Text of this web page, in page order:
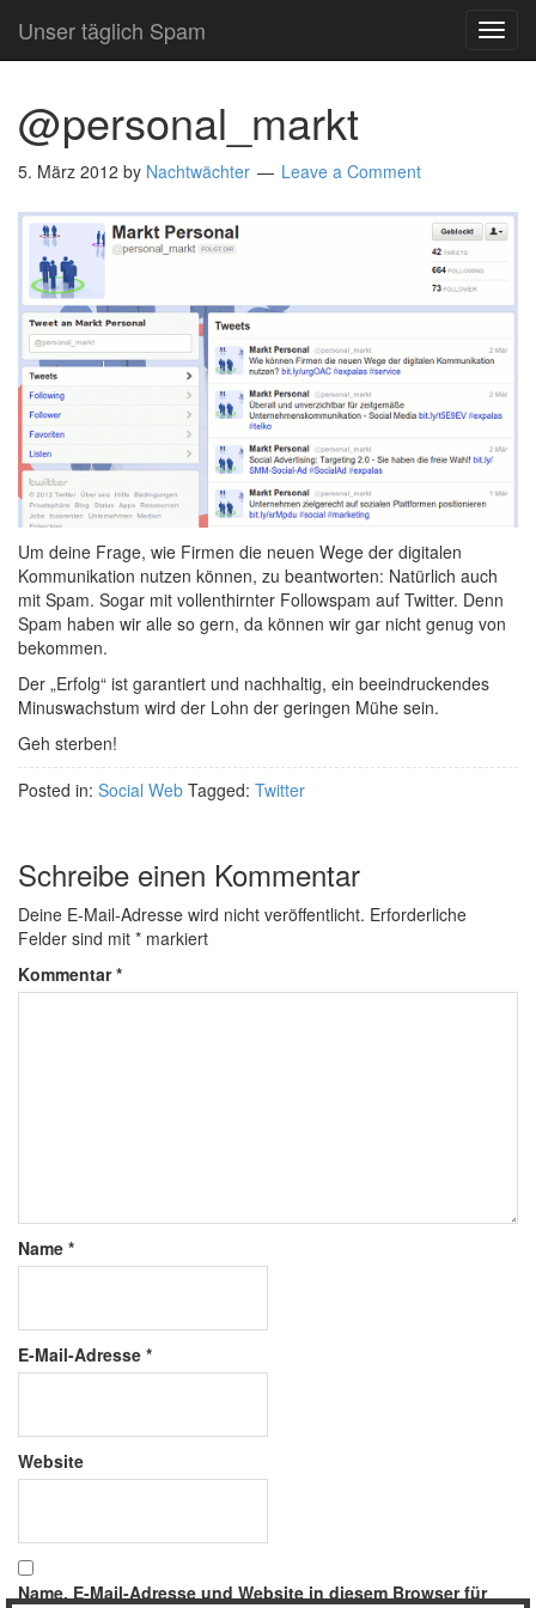
Unser täglich Spam
@personal_markt
5. März 2012 by Nachtwächter Leave a Comment
Um deine Frage, wie Firmen die neuen Wege der digitalen
Kommunikation nutzen können, zu beantworten: Natürlich auch
mit Spam. Sogar mit vollenthirnter Followspam auf Twitter. Denn
Spam haben wir alle so gern, da können wir gar nicht genug von
bekommen.
Der „Erfolg“ ist garantiert und nachhaltig, ein beeindruckendes
Minuswachstum wird der Lohn der geringen Mühe sein.
Geh sterben!
Posted in: Social Web Tagged: Twitter
Schreibe einen Kommentar
Deine E-Mail-Adresse wird nicht veröffentlicht. Erforderliche
Felder sind mit * markiert
Kommentar*
Name *
E-Mail-Adresse *
Website
Name, E-Mail-Adresse und Website in diesem Browser für